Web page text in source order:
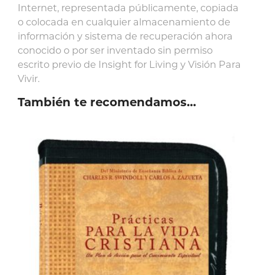
Internet, representada públicamente, copiada
o colocada en cualquier almacenamiento de
información y sistema de recuperación ahora
conocido o por ser inventado sin permiso
escrito previo de Insight for Living y Visión Para
Vivir.
También te recomendamos…